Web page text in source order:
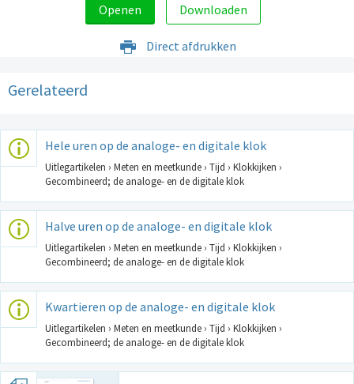
Openen Downloaden
Direct afdrukken
Gerelateerd
Hele uren op de analoge- en digitale klok
Uitlegartikelen › Meten en meetkunde › Tijd › Klokkijken ›
Gecombineerd; de analoge- en de digitale klok
Halve uren op de analoge- en digitale klok
Uitlegartikelen › Meten en meetkunde › Tijd › Klokkijken ›
Gecombineerd; de analoge- en de digitale klok
Kwartieren op de analoge- en digitale klok
Uitlegartikelen › Meten en meetkunde › Tijd › Klokkijken ›
Gecombineerd; de analoge- en de digitale klok